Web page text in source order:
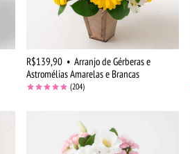
R$139,90 • Arranjo de Gérberas e
Astromélias Amarelas e Brancas
(204)